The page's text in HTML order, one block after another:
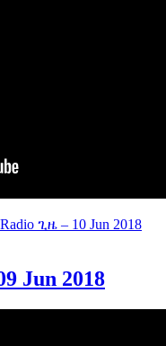
ጊዜ – 10 Jun 2018
Jun 2018